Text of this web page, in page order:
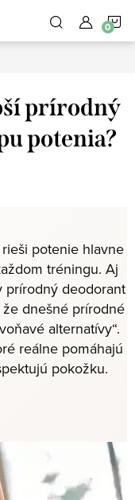
prírodný
potenia?
potenie hlavne
tréningu. Aj
prírodný deodorant
dnešné prírodné
alternatívy“.
reálne pomáhajú
pokožku.